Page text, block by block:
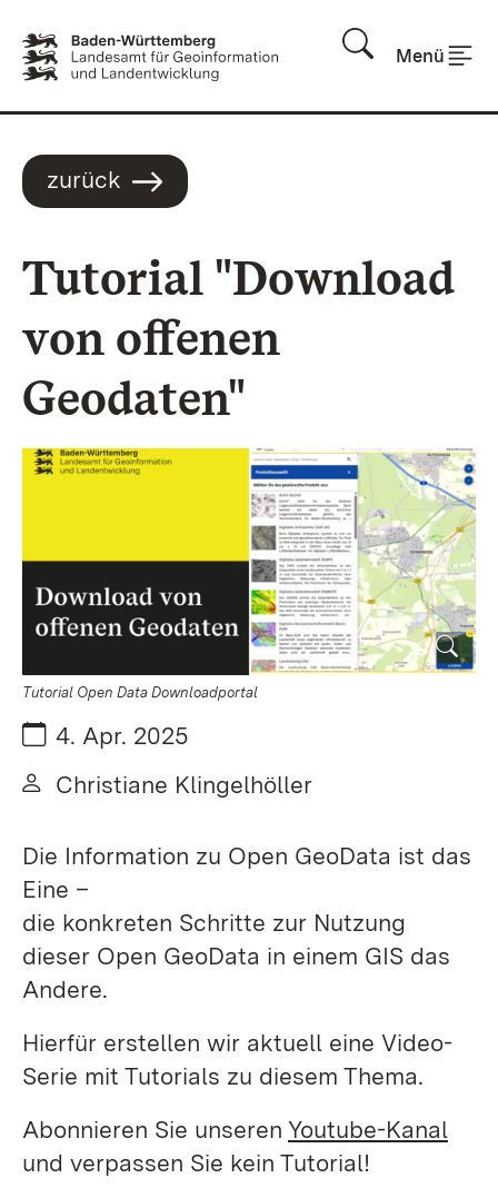
Menü
zurück
Tutorial "Download
von offenen
Geodaten"
Tutorial Open Data Downloadportal
Datum:
4. Apr. 2025
Von:
Christiane Klingelhöller
Die Information zu Open GeoData ist das
Eine –
die konkreten Schritte zur Nutzung
dieser Open GeoData in einem GIS das
Andere.
Hierfür erstellen wir aktuell eine Video-
Serie mit Tutorials zu diesem Thema.
Abonnieren Sie unseren Youtube-Kanal
und verpassen Sie kein Tutorial!